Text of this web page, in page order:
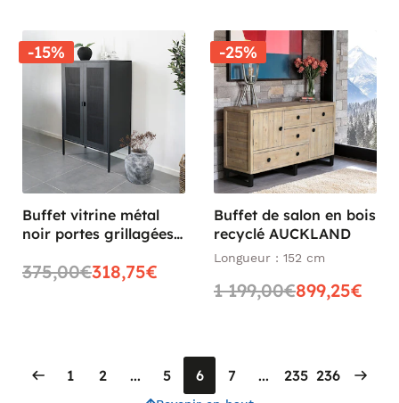
-15%
Buffet vitrine métal
noir portes grillagées
375,00€318,75€
-25%
Buffet de salon en bois
recyclé AUCKLAND
Longueur : 152 cm
1 199,00€899,25€
1 2 ... 5 6 7 ... 235 236